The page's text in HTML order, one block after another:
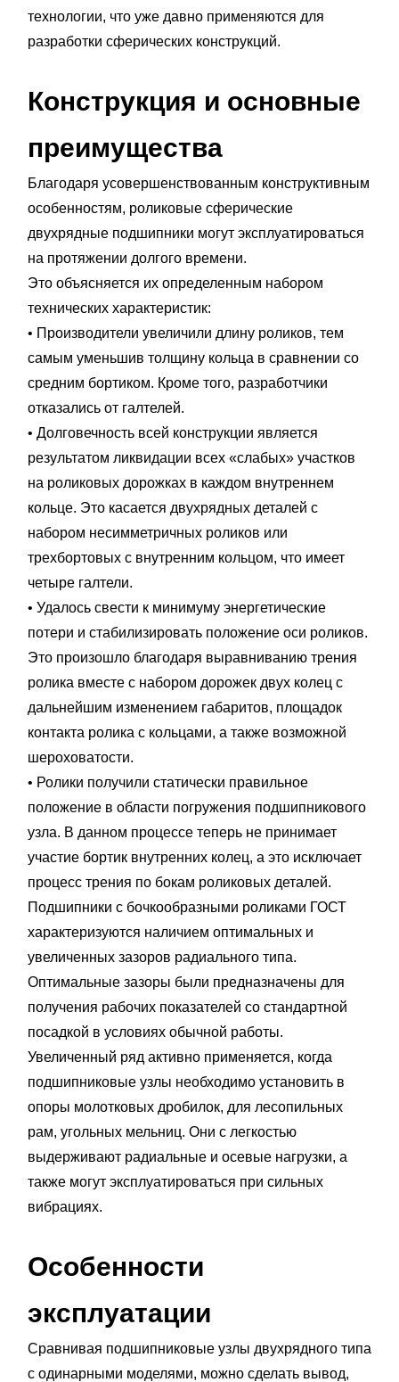
технологии, что уже давно применяются для
разработки сферических конструкций.
Конструкция и основные
преимущества
Благодаря усовершенствованным конструктивным
особенностям, роликовые сферические
двухрядные подшипники могут эксплуатироваться
на протяжении долгого времени.
Это объясняется их определенным набором
технических характеристик:
• Производители увеличили длину роликов, тем
самым уменьшив толщину кольца в сравнении со
средним бортиком. Кроме того, разработчики
отказались от галтелей.
• Долговечность всей конструкции является
результатом ликвидации всех «слабых» участков
на роликовых дорожках в каждом внутреннем
кольце. Это касается двухрядных деталей с
набором несимметричных роликов или
трехбортовых с внутренним кольцом, что имеет
четыре галтели.
• Удалось свести к минимуму энергетические
потери и стабилизировать положение оси роликов.
Это произошло благодаря выравниванию трения
ролика вместе с набором дорожек двух колец с
дальнейшим изменением габаритов, площадок
контакта ролика с кольцами, а также возможной
шероховатости.
• Ролики получили статически правильное
положение в области погружения подшипникового
узла. В данном процессе теперь не принимает
участие бортик внутренних колец, а это исключает
процесс трения по бокам роликовых деталей.
Подшипники с бочкообразными роликами ГОСТ
характеризуются наличием оптимальных и
увеличенных зазоров радиального типа.
Оптимальные зазоры были предназначены для
получения рабочих показателей со стандартной
посадкой в условиях обычной работы.
Увеличенный ряд активно применяется, когда
подшипниковые узлы необходимо установить в
опоры молотковых дробилок, для лесопильных
рам, угольных мельниц. Они с легкостью
выдерживают радиальные и осевые нагрузки, а
также могут эксплуатироваться при сильных
вибрациях.
Особенности
эксплуатации
Сравнивая подшипниковые узлы двухрядного типа
с одинарными моделями, можно сделать вывод,